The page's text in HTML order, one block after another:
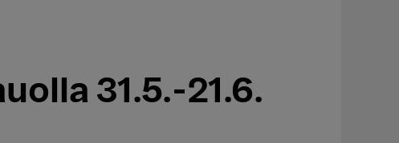
31.5.-21.6.